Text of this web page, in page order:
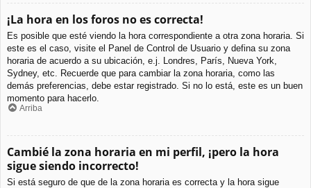
¡La hora en los foros no es correcta!
Es posible que esté viendo la hora correspondiente a otra zona horaria. Si
este es el caso, visite el Panel de Control de Usuario y defina su zona
horaria de acuerdo a su ubicación, e.j. Londres, París, Nueva York,
Sydney, etc. Recuerde que para cambiar la zona horaria, como las
demás preferencias, debe estar registrado. Si no lo está, este es un buen
momento para hacerlo.
Arriba
Cambié la zona horaria en mi perfil, ¡pero la hora
sigue siendo incorrecto!
Si está seguro de que de la zona horaria es correcta y la hora sigue